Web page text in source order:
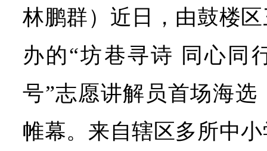
林鹏群）近日，由鼓楼
办的“坊巷寻诗 同心同
号”志愿讲解员首场海
帷幕。来自辖区多所中